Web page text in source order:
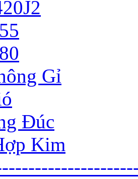
Gỉ
Đúc
Kim